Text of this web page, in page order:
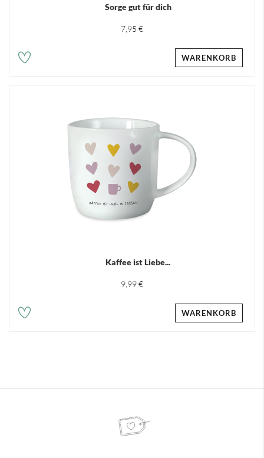
Sorge gut für dich
7,95 €
WARENKORB
Kaffee ist Liebe...
9,99 €
WARENKORB